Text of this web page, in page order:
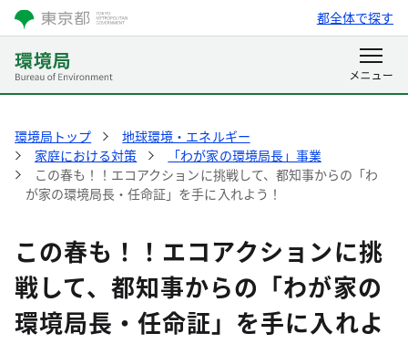
都全体で探す
環境局トップ
地球環境・エネルギー
家庭における対策
「わが家の環境局長」事業
この春も！！エコアクションに挑戦して、都知事からの「わ
が家の環境局長・任命証」を手に入れよう！
この春も！！エコアクションに挑
戦して、都知事からの「わが家の
環境局長・任命証」を手に入れよ